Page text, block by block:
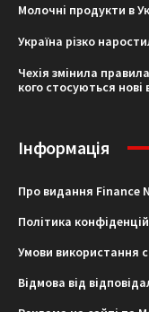
Молочні продукти в
Україна різко
Чехія змінила
кого стосуються нові
Інформація
Про видання Finance
Політика
Умови використання
Відмова від